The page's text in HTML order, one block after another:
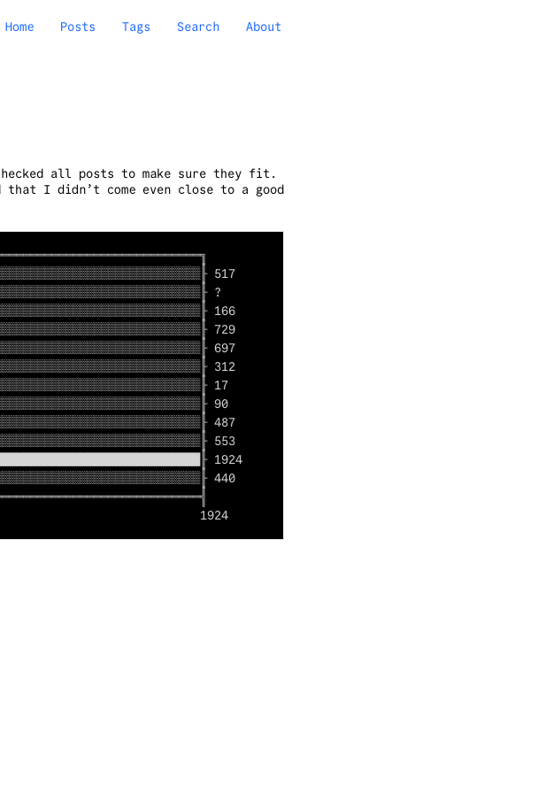
Home Posts Tags Search About
all posts to make sure they fit.
I didn’t come even close to a good
517
?
166
729
697
312
17
90
487
553
1924
440